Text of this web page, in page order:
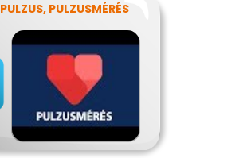
PULZUS, PULZUSMÉRÉS